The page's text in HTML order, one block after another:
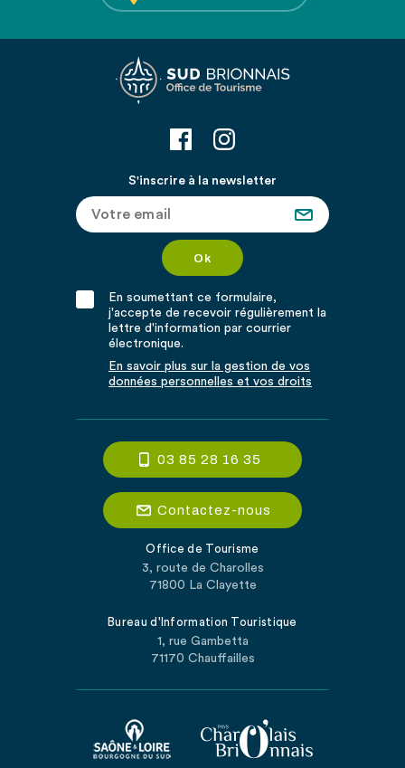
S'inscrire à la newsletter
En soumettant ce formulaire,
j'accepte de recevoir régulièrement la
lettre d'information par courrier
électronique.
En savoir plus sur la gestion de vos
données personnelles et vos droits
03 85 28 16 35
Contactez-nous
Office de Tourisme
3, route de Charolles
71800 La Clayette
Bureau d'Information Touristique
1, rue Gambetta
71170 Chauffailles